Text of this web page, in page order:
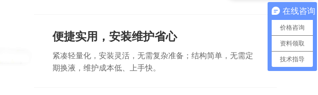
便捷实用，安装维护省心
紧凑轻量化，安装灵活，无需复杂准备；结构简单，无需定
期换液，维护成本低、上手快。
在线咨询
价格咨询
资料领取
技术指导